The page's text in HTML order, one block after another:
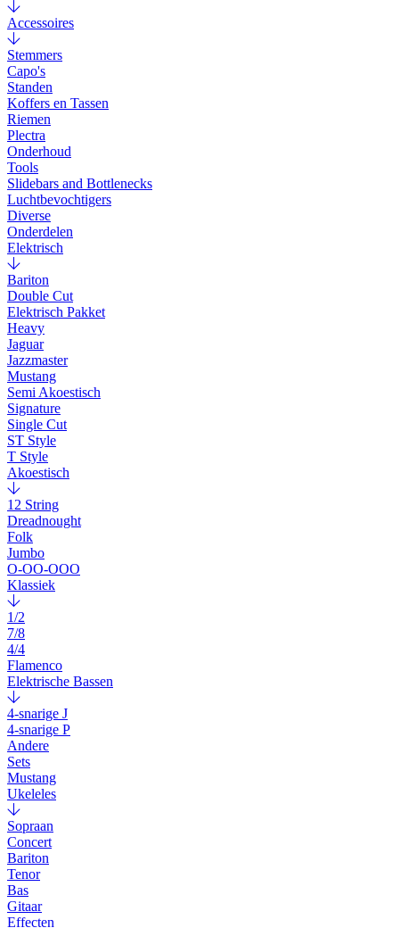
Accessoires
Stemmers
Capo's
Standen
Koffers en Tassen
Riemen
Plectra
Onderhoud
Tools
Slidebars and Bottlenecks
Luchtbevochtigers
Diverse
Onderdelen
Elektrisch
Bariton
Double Cut
Elektrisch Pakket
Heavy
Jaguar
Jazzmaster
Mustang
Semi Akoestisch
Signature
Single Cut
ST Style
T Style
Akoestisch
12 String
Dreadnought
Folk
Jumbo
O-OO-OOO
Klassiek
1/2
7/8
4/4
Flamenco
Elektrische Bassen
4-snarige J
4-snarige P
Andere
Sets
Mustang
Ukeleles
Sopraan
Concert
Bariton
Tenor
Bas
Gitaar
Effecten